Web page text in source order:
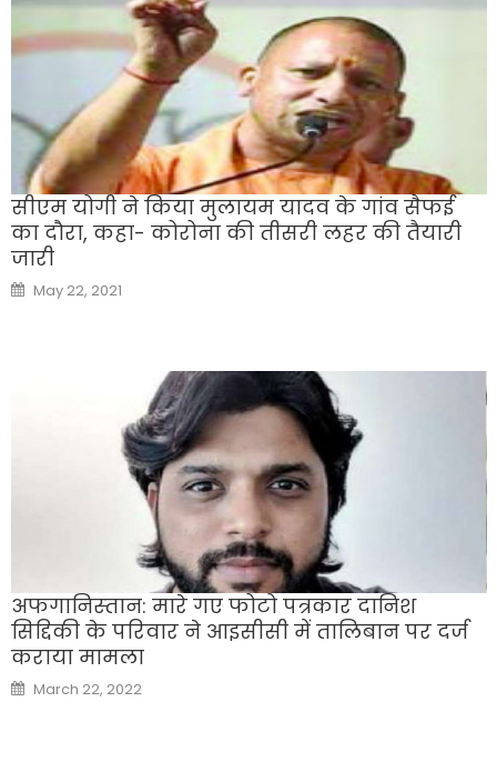
सीएम योगी ने किया मुलायम यादव के गांव सैफई
का दौरा, कहा- कोरोना की तीसरी लहर की तैयारी
जारी
Posted
on
May 22, 2021
अफगानिस्‍तान: मारे गए फोटो पत्रकार दानिश
सिद्दिकी के परिवार ने आइसीसी में तालिबान पर दर्ज
कराया मामला
Posted
on
March 22, 2022